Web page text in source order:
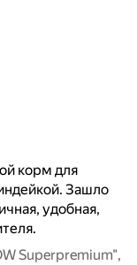
корм для
Зашло
удобная,
Superpremium",